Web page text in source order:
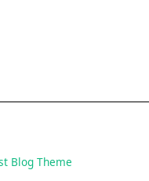
Blog Theme